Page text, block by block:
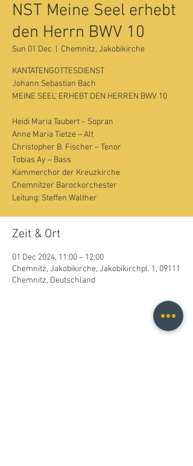
NST Meine Seel erhebt
den Herrn BWV 10
Sun 01 Dec Chemnitz, Jakobikirche
KANTATENGOTTESDIENST
Johann Sebastian Bach
MEINE SEEL‘ ERHEBT DEN HERREN BWV 10
Heidi Maria Taubert – Sopran
Anne Maria Tietze – Alt
Christopher B. Fischer – Tenor
Tobias Ay – Bass
Kammerchor der Kreuzkirche
Chemnitzer Barockorchester
Leitung: Steffen Walther
Zeit & Ort
01 Dec 2024, 11:00 – 12:00
Chemnitz, Jakobikirche, Jakobikirchpl. 1, 09111
Chemnitz, Deutschland